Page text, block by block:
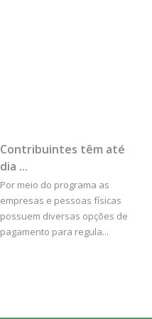
Contribuintes têm até
dia ...
Por meio do programa as
empresas e pessoas físicas
possuem diversas opções de
pagamento para regula...